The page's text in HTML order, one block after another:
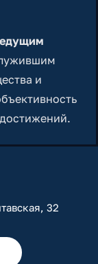
и
32